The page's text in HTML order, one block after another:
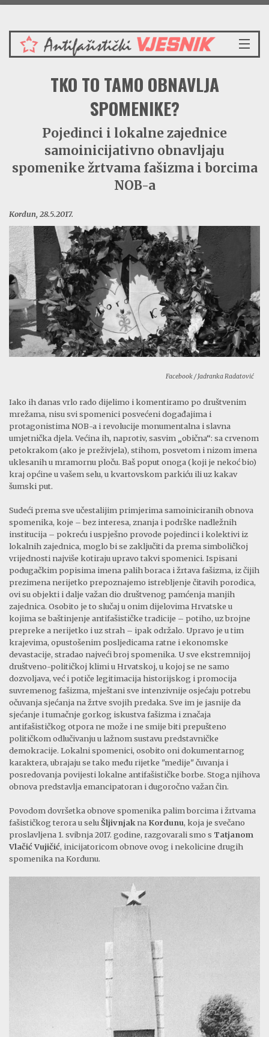
Nedjelja 9.8.2026.
REDAKCIJSKI KOMENTAR
VJESNIKOV KALENDAR
CRVENI ZABAVNIK
PRENOSIMO
SPOMENICI
TKO TO TAMO OBNAVLJA
SPOMENIKE?
Pojedinci i lokalne zajednice
samoinicijativno obnavljaju
spomenike žrtvama fašizma i borcima
NOB-a
Kordun, 28.5.2017.
Facebook / Jadranka Radatović
Iako ih danas vrlo rado dijelimo i komentiramo po društvenim
mrežama, nisu svi spomenici posvećeni događajima i
protagonistima NOB-a i revolucije monumentalna i slavna
umjetnička djela. Većina ih, naprotiv, sasvim „obična“: sa crvenom
petokrakom (ako je preživjela), stihom, posvetom i nizom imena
uklesanih u mramornu ploču. Baš poput onoga (koji je nekoć bio)
kraj općine u vašem selu, u kvartovskom parkiću ili uz kakav
šumski put.
Sudeći prema sve učestalijim primjerima samoiniciranih obnova
spomenika, koje – bez interesa, znanja i podrške nadležnih
institucija – pokreću i uspješno provode pojedinci i kolektivi iz
lokalnih zajednica, moglo bi se zaključiti da prema simboličkoj
vrijednosti najviše kotiraju upravo takvi spomenici. Ispisani
podugačkim popisima imena palih boraca i žrtava fašizma, iz čijih
prezimena nerijetko prepoznajemo istrebljenje čitavih porodica,
ovi su objekti i dalje važan dio društvenog pamćenja manjih
zajednica. Osobito je to slučaj u onim dijelovima Hrvatske u
kojima se baštinjenje antifašističke tradicije – potiho, uz brojne
prepreke a nerijetko i uz strah – ipak održalo. Upravo je u tim
krajevima, opustošenim posljedicama ratne i ekonomske
devastacije, stradao najveći broj spomenika. U sve ekstremnijoj
društveno-političkoj klimi u Hrvatskoj, u kojoj se ne samo
dozvoljava, već i potiče legitimacija historijskog i promocija
suvremenog fašizma, mještani sve intenzivnije osjećaju potrebu
očuvanja sjećanja na žrtve svojih predaka. Sve im je jasnije da
sjećanje i tumačnje gorkog iskustva fašizma i značaja
antifašističkog otpora ne može i ne smije biti prepušteno
političkom odlučivanju u lažnom sustavu predstavničke
demokracije. Lokalni spomenici, osobito oni dokumentarnog
karaktera, ubrajaju se tako među rijetke "medije" čuvanja i
posredovanja povijesti lokalne antifašističke borbe. Stoga njihova
obnova predstavlja emancipatoran i dugoročno važan čin.
Povodom dovršetka obnove spomenika palim borcima i žrtvama
fašističkog terora u seluŠljivnjakna Kordunu, koja je svečano
proslavljena 1. svibnja 2017. godine, razgovarali smo s Tatjanom
Vlačić Vujičić, inicijatoricom obnove ovog i nekolicine drugih
spomenika na Kordunu.